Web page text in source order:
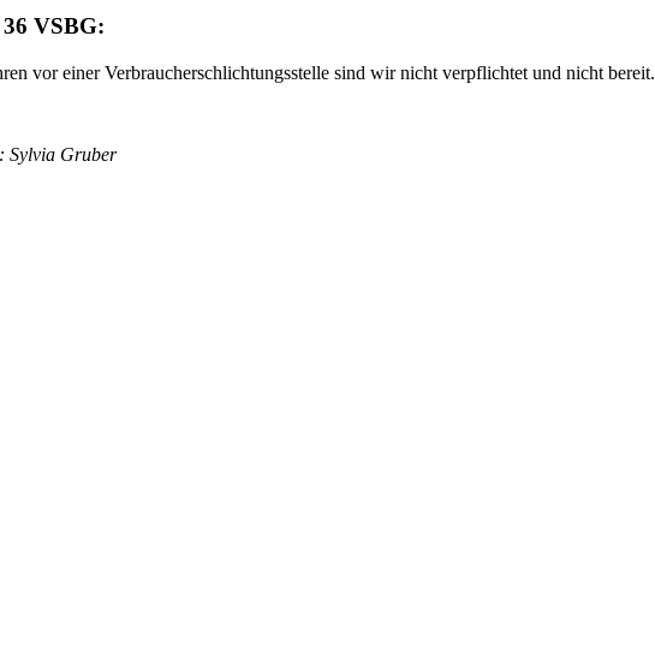
VSBG:
vor einer Verbraucherschlichtungsstelle sind wir nicht verpflichtet und nicht bereit.
Sylvia Gruber